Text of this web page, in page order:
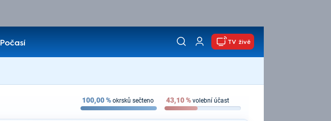
Počasí
TV živě
100,00% okrsků sečteno 43,10% volební účast